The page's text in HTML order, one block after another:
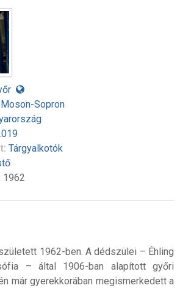
Sopron
Tárgyalkotók
1962
1962-ben. A dédszülei – Éhling
– által 1906-ban alapított győri
már gyerekkorában megismerkedett a